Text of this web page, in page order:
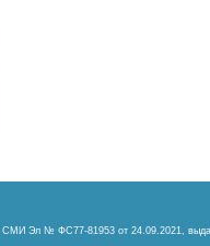
СМИ Эл № ФС77-81953 от 24.09.2021,